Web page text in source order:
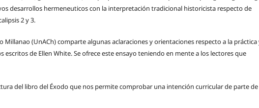
desarrollos hermeneuticos con la interpretación tradicional historicista respecto de
2 y 3.
Millanao (UnACh) comparte algunas aclaraciones y orientaciones respecto a la práctica
escritos de Ellen White. Se ofrece este ensayo teniendo en mente a los lectores que
del libro del Éxodo que nos permite comprobar una intención curricular de parte de